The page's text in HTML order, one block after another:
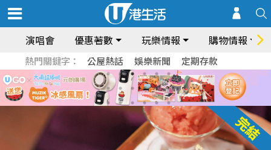
演唱會 優惠著數 玩樂情報 購物情報
熱門關鍵字： 公屋熱話 娛樂新聞 定期存款